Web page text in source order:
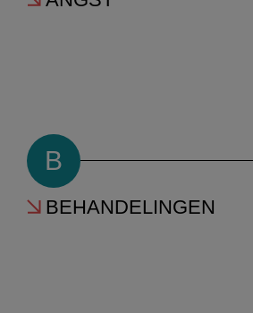
B
BEHANDELINGEN